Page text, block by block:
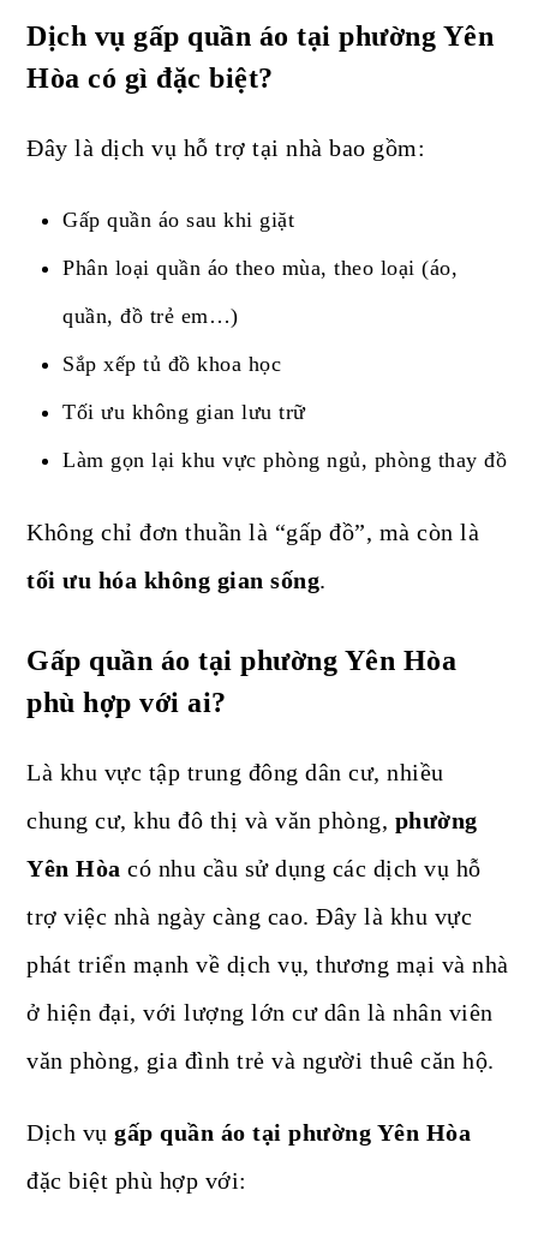
Dịch vụ gấp quần áo tại phường Yên
Hòa có gì đặc biệt?
Đây là dịch vụ hỗ trợ tại nhà bao gồm:
Gấp quần áo sau khi giặt
Phân loại quần áo theo mùa, theo loại (áo,
quần, đồ trẻ em…)
Sắp xếp tủ đồ khoa học
Tối ưu không gian lưu trữ
Làm gọn lại khu vực phòng ngủ, phòng thay đồ
Không chỉ đơn thuần là “gấp đồ”, mà còn là
tối ưu hóa không gian sống.
Gấp quần áo tại phường Yên Hòa
phù hợp với ai?
Là khu vực tập trung đông dân cư, nhiều
chung cư, khu đô thị và văn phòng, phường
Yên Hòa có nhu cầu sử dụng các dịch vụ hỗ
trợ việc nhà ngày càng cao. Đây là khu vực
phát triển mạnh về dịch vụ, thương mại và nhà
ở hiện đại, với lượng lớn cư dân là nhân viên
văn phòng, gia đình trẻ và người thuê căn hộ.
Dịch vụgấp quần áo tại phường Yên Hòa
đặc biệt phù hợp với: